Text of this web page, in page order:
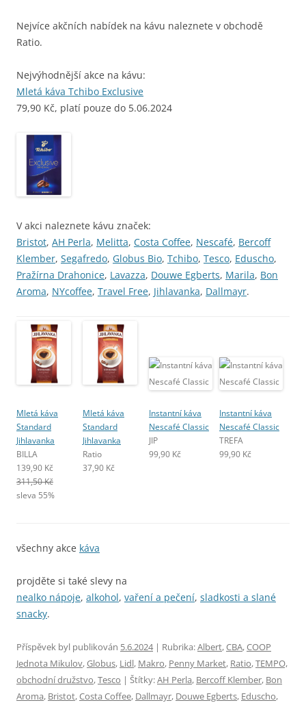
Nejvíce akčních nabídek na kávu naleznete v obchodě
Ratio.
Nejvýhodnější akce na kávu:
Mletá káva Tchibo Exclusive
79,90 Kč, platí pouze do 5.06.2024
V akci naleznete kávu značek:
Bristot, AH Perla, Melitta, Costa Coffee, Nescafé, Bercoff
Klember, Segafredo, Globus Bio, Tchibo, Tesco, Eduscho,
Pražírna Drahonice, Lavazza, Douwe Egberts, Marila, Bon
Aroma, NYcoffee, Travel Free, Jihlavanka, Dallmayr.
Mletá káva
Standard
Jihlavanka
BILLA
139,90 Kč
311,50 Kč
sleva 55%
Mletá káva
Standard
Jihlavanka
Ratio
37,90 Kč
Instantní káva
Nescafé Classic
JIP
99,90 Kč
Instantní káva
Nescafé Classic
TREFA
99,90 Kč
všechny akce káva
projděte si také slevy na
nealko nápoje, alkohol, vaření a pečení, sladkosti a slané
snacky.
Příspěvek byl publikován 5.6.2024| Rubrika:Albert,CBA,COOP
Jednota Mikulov,Globus, Lidl, Makro, Penny Market, Ratio,TEMPO,
obchodní družstvo,Tesco | Štítky:AH Perla, Bercoff Klember, Bon
Aroma, Bristot,Costa Coffee, Dallmayr, Douwe Egberts, Eduscho,